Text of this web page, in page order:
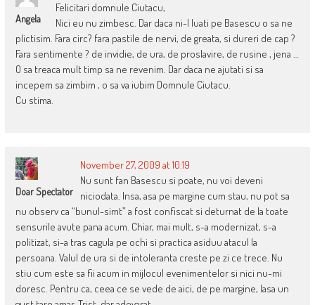
Angela
Felicitari domnule Ciutacu,
Nici eu nu zimbesc. Dar daca ni-l luati pe Basescu o sa ne
plictisim. Fara circ? fara pastile de nervi, de greata, si dureri de cap ?
Fara sentimente ? de invidie, de ura, de proslavire, de rusine , jena …
O sa treaca mult timp sa ne revenim. Dar daca ne ajutati si sa
incepem sa zimbim , o sa va iubim Domnule Ciutacu.
Cu stima.
Doar Spectator
November 27, 2009 at 10:19
Nu sunt fan Basescu si poate, nu voi deveni
niciodata. Insa, asa pe margine cum stau, nu pot sa
nu observ ca “bunul-simt” a fost confiscat si deturnat de la toate
sensurile avute pana acum. Chiar, mai mult, s-a modernizat, s-a
politizat, si-a tras cagula pe ochi si practica asiduu atacul la
persoana. Valul de ura si de intoleranta creste pe zi ce trece. Nu
stiu cum este sa fii acum in mijlocul evenimentelor si nici nu-mi
doresc. Pentru ca, ceea ce se vede de aici, de pe margine, lasa un